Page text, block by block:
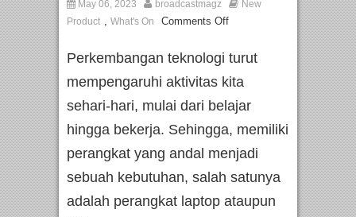
May 06, 2023 broadcastmagz
New
Product , What's On Comments Off
Perkembangan teknologi turut
mempengaruhi aktivitas kita
sehari-hari, mulai dari belajar
hingga bekerja. Sehingga, memiliki
perangkat yang andal menjadi
sebuah kebutuhan, salah satunya
adalah perangkat laptop ataupun